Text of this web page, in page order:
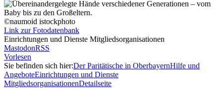
©naumoid istockphoto
Link zur Fotodatenbank
Einrichtungen und Dienste Mitgliedsorganisationen
MastodonRSS
Vorlesen
Sie befinden sich hier:Der Paritätische in OberbayernHilfe und
AngeboteEinrichtungen und Dienste
MitgliedsorganisationenDetailseite